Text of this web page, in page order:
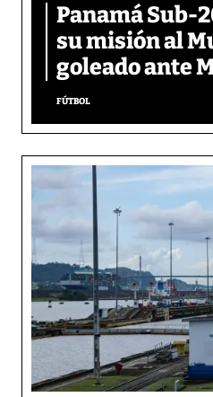
Panamá Sub-
su misión al
goleado ante
FÚTBOL